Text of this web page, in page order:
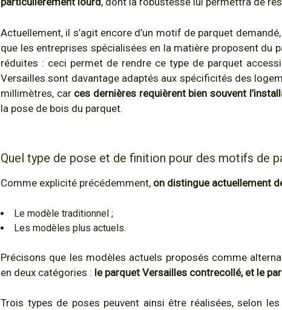
Actuellement, il s’agit encore d’un motif de parquet
que les entreprises spécialisées en la matière proposent du
réduites : ceci permet de rendre ce type de parquet
Versailles sont davantage adaptés aux spécificités des
millimètres, car ces dernières requièrent bien souvent
la pose de bois du parquet.
Quel type de pose et de finition pour des motifs de
Comme explicité précédemment, on distingue actuellement
Le modèle traditionnel ;
Les modèles plus actuels.
Précisons que les modèles actuels proposés comme
en deux catégories : le parquet Versailles contrecollé, et le
Trois types de poses peuvent ainsi être réalisées, selon